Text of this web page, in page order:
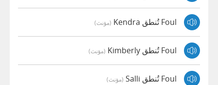
Foul تُنطق Kendra (مؤنث)
Foul تُنطق Kimberly (مؤنث)
Foul تُنطق Salli (مؤنث)